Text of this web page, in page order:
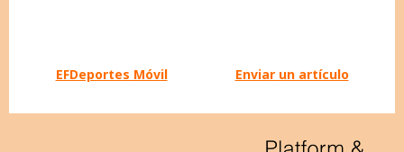
EFDeportes Móvil Enviar un artículo